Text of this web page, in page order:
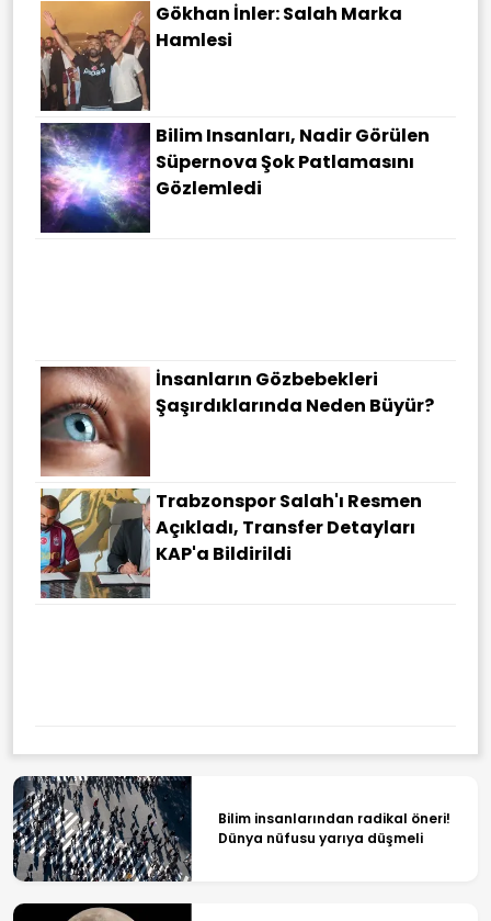
Gökhan İnler: Salah Marka
Hamlesi
Bilim Insanları, Nadir Görülen
Süpernova Şok Patlamasını
Gözlemledi
İnsanların Gözbebekleri
Şaşırdıklarında Neden Büyür?
Trabzonspor Salah'ı Resmen
Açıkladı, Transfer Detayları
KAP'a Bildirildi
Bilim insanlarından radikal öneri!
Dünya nüfusu yarıya düşmeli